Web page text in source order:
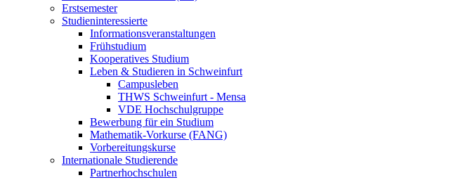
Erstsemester
Studieninteressierte
Informationsveranstaltungen
Frühstudium
Kooperatives Studium
Leben & Studieren in Schweinfurt
Campusleben
THWS Schweinfurt - Mensa
VDE Hochschulgruppe
Bewerbung für ein Studium
Mathematik-Vorkurse (FANG)
Vorbereitungskurse
Internationale Studierende
Partnerhochschulen